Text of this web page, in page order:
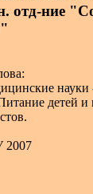
отд-ние
науки
детей и
2007